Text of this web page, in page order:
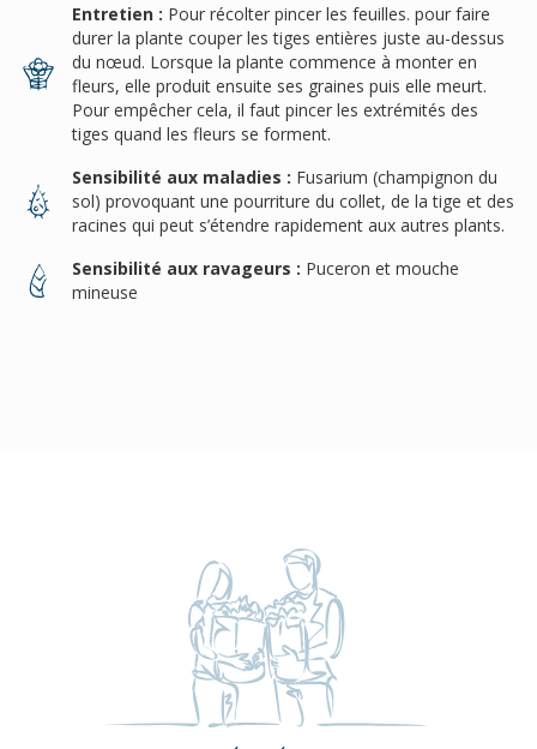
Entretien : Pour récolter pincer les feuilles. pour faire
durer la plante couper les tiges entières juste au-dessus
du nœud. Lorsque la plante commence à monter en
fleurs, elle produit ensuite ses graines puis elle meurt.
Pour empêcher cela, il faut pincer les extrémités des
tiges quand les fleurs se forment.
Sensibilité aux maladies : Fusarium (champignon du
sol) provoquant une pourriture du collet, de la tige et des
racines qui peut s’étendre rapidement aux autres plants.
Sensibilité aux ravageurs : Puceron et mouche
mineuse